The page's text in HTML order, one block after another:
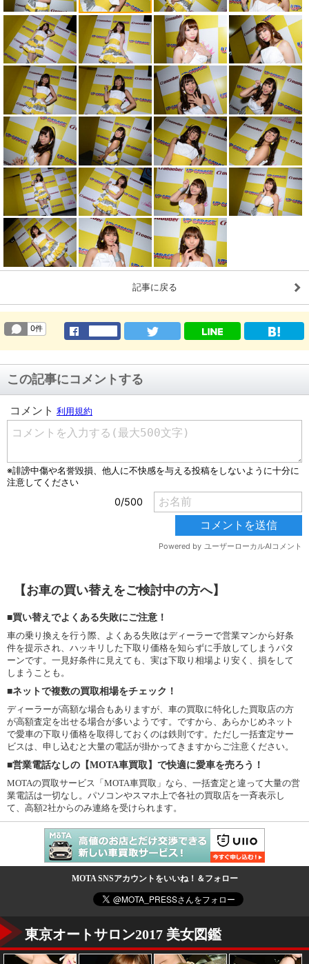
記事に戻る
この記事にコメントする
【お車の買い替えをご検討中の方へ】
■買い替えでよくある失敗にご注意！
車の乗り換えを行う際、よくある失敗はディーラーで営業マンから好条
件を提示され、ハッキリした下取り価格を知らずに手放してしまうパタ
ーンです。一見好条件に見えても、実は下取り相場より安く、損をして
しまうことも。
■ネットで複数の買取相場をチェック！
ディーラーが高額な場合もありますが、車の買取に特化した買取店の方
が高額査定を出せる場合が多いようです。ですから、あらかじめネット
で愛車の下取り価格を取得しておくのは鉄則です。ただし一括査定サー
ビスは、申し込むと大量の電話が掛かってきますからご注意ください。
■営業電話なしの【MOTA車買取】で快適に愛車を売ろう！
MOTAの買取サービス「MOTA車買取」なら、一括査定と違って大量の営
業電話は一切なし。パソコンやスマホ上で各社の買取店を一斉表示し
て、高額2社からのみ連絡を受けられます。
MOTA SNSアカウントをいいね！＆フォロー
東京オートサロン2017 美女図鑑